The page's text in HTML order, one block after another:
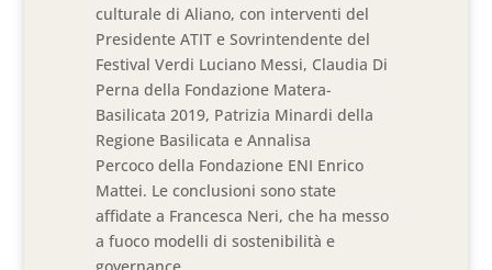
culturale di Aliano, con interventi del
Presidente ATIT e Sovrintendente del
Festival Verdi Luciano Messi, Claudia Di
Perna della Fondazione Matera-
Basilicata 2019, Patrizia Minardi della
Regione Basilicata e Annalisa
Percoco della Fondazione ENI Enrico
Mattei. Le conclusioni sono state
affidate a Francesca Neri, che ha messo
a fuoco modelli di sostenibilità e